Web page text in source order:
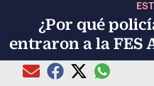
¿Por qué
entraron a la FES
Compartir el artículo
Compartir el artículo
Compartir el
Compartir